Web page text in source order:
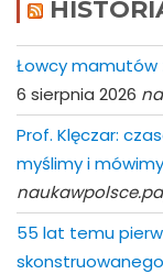
Łowcy mamutów
6 sierpnia 2026
Prof. Klęczar:
myślimy i
55 lat temu